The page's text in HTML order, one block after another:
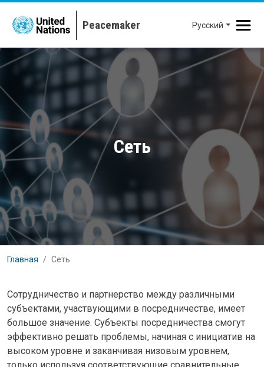
Перейти к основному содержанию
Русский
Сеть
Главная Сеть
Сотрудничество и партнерство между различными
субъектами, участвующими в посредничестве, имеет
большое значение. Субъекты посредничества смогут
эффективно решать проблемы, начиная с инициатив на
высоком уровне и заканчивая низовым уровнем,